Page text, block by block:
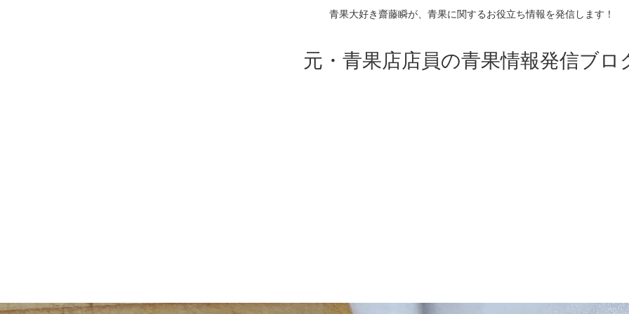
青果大好き齋藤瞬が、青果に関するお役立ち情報を発信します！
元・青果店店員の青果情報発信ブロ